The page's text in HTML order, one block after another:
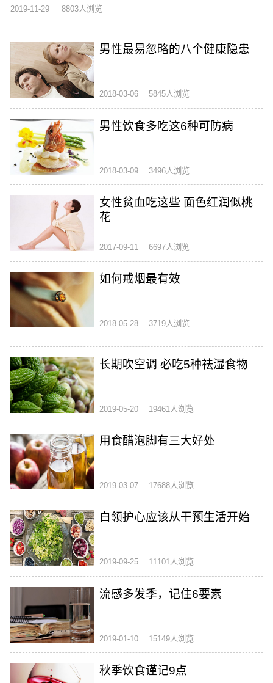
2019-11-29 8803人浏览
男性最易忽略的八个健康隐患
2018-03-06 5845人浏览
男性饮食多吃这6种可防病
2018-03-09 3496人浏览
女性贫血吃这些 面色红润似桃
花
2017-09-11 6697人浏览
如何戒烟最有效
2018-05-28 3719人浏览
长期吹空调 必吃5种祛湿食物
2019-05-20 19461人浏览
用食醋泡脚有三大好处
2019-03-07 17688人浏览
白领护心应该从干预生活开始
2019-09-25 11101人浏览
流感多发季，记住6要素
2019-01-10 15149人浏览
秋季饮食谨记9点